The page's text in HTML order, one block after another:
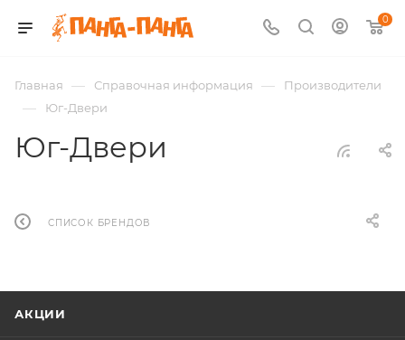
0
Главная — Справочная информация — Производители
— Юг-Двери
Юг-Двери
СПИСОК БРЕНДОВ
АКЦИИ